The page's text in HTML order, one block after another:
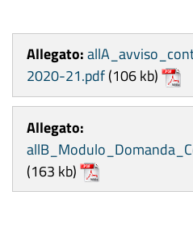
Allegato:
2020-21.pdf(106 kb)
Allegato:
(163 kb)